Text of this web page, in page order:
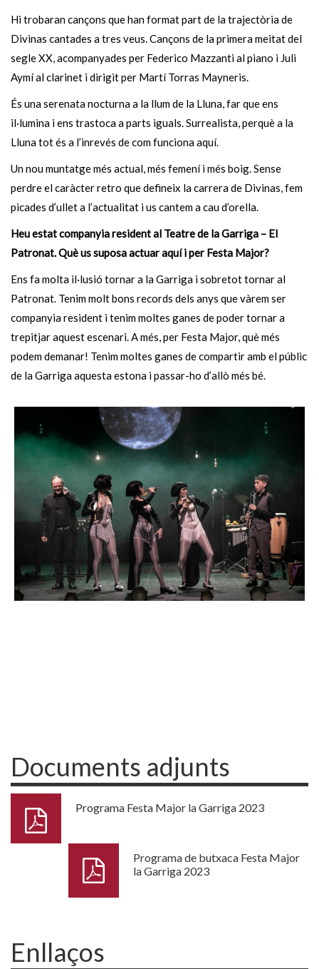
Hi trobaran cançons que han format part de la trajectòria de
Divinas cantades a tres veus. Cançons de la primera meitat del
segle XX, acompanyades per Federico Mazzanti al piano i Juli
Aymí al clarinet i dirigit per Martí Torras Mayneris.
És una serenata nocturna a la llum de la Lluna, far que ens
il·lumina i ens trastoca a parts iguals. Surrealista, perquè a la
Lluna tot és a l’inrevés de com funciona aquí.
Un nou muntatge més actual, més femení i més boig. Sense
perdre el caràcter retro que defineix la carrera de Divinas, fem
picades d’ullet a l’actualitat i us cantem a cau d’orella.
Heu estat companyia resident al Teatre de la Garriga – El
Patronat. Què us suposa actuar aquí i per Festa Major?
Ens fa molta il·lusió tornar a la Garriga i sobretot tornar al
Patronat. Tenim molt bons records dels anys que vàrem ser
companyia resident i tenim moltes ganes de poder tornar a
trepitjar aquest escenari. A més, per Festa Major, què més
podem demanar! Tenim moltes ganes de compartir amb el públic
de la Garriga aquesta estona i passar-ho d’allò més bé.
Documents adjunts
Programa Festa Major la Garriga 2023
Programa de butxaca Festa Major
la Garriga 2023
Enllaços